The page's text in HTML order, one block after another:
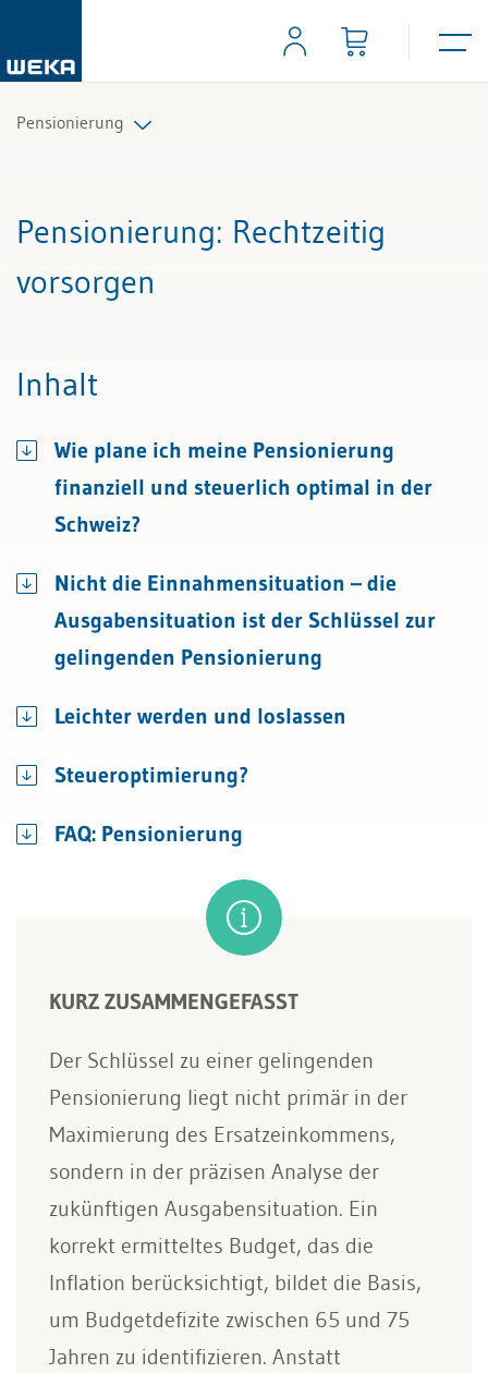
Pensionierung
Pensionierung: Rechtzeitig
vorsorgen
Inhalt
Wie plane ich meine Pensionierung
finanziell und steuerlich optimal in der
Schweiz?
Nicht die Einnahmensituation – die
Ausgabensituation ist der Schlüssel zur
gelingenden Pensionierung
Leichter werden und loslassen
Steueroptimierung?
FAQ: Pensionierung
KURZ ZUSAMMENGEFASST
Der Schlüssel zu einer gelingenden
Pensionierung liegt nicht primär in der
Maximierung des Ersatzeinkommens,
sondern in der präzisen Analyse der
zukünftigen Ausgabensituation. Ein
korrekt ermitteltes Budget, das die
Inflation berücksichtigt, bildet die Basis,
um Budgetdefizite zwischen 65 und 75
Jahren zu identifizieren. Anstatt